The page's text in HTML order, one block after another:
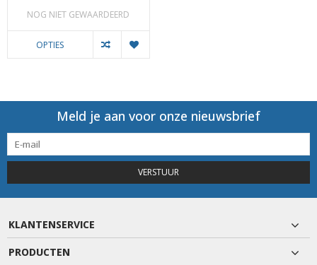
NOG NIET GEWAARDEERD
OPTIES
Meld je aan voor onze nieuwsbrief
VERSTUUR
KLANTENSERVICE
PRODUCTEN